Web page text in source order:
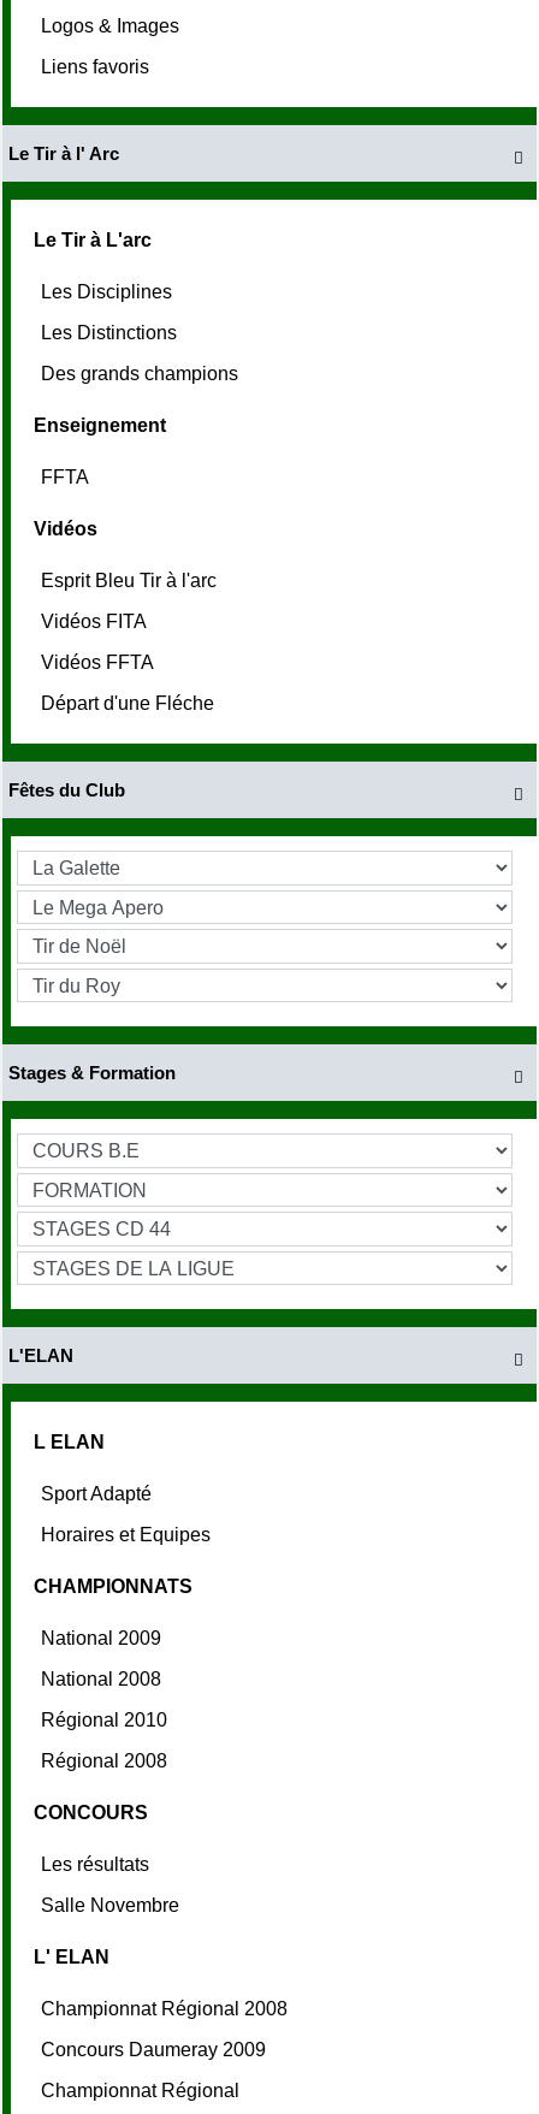
Logos & Images
Liens favoris

Le Tir à l' Arc
Le Tir à L'arc
Les Disciplines
Les Distinctions
Des grands champions
Enseignement
FFTA
Vidéos
Esprit Bleu Tir à l'arc
Vidéos FITA
Vidéos FFTA
Départ d'une Fléche

Fêtes du Club

Stages & Formation

L'ELAN
L ELAN
Sport Adapté
Horaires et Equipes
CHAMPIONNATS
National 2009
National 2008
Régional 2010
Régional 2008
CONCOURS
Les résultats
Salle Novembre
L' ELAN
Championnat Régional 2008
Concours Daumeray 2009
Championnat Régional